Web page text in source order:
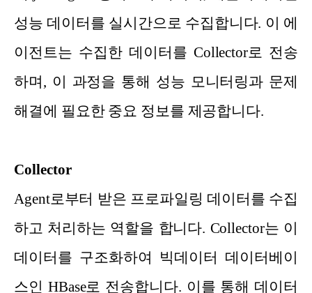
성능 데이터를 실시간으로 수집합니다. 이 에
이전트는 수집한 데이터를 Collector로 전송
하며, 이 과정을 통해 성능 모니터링과 문제
해결에 필요한 중요 정보를 제공합니다.
Collector
Agent로부터 받은 프로파일링 데이터를 수집
하고 처리하는 역할을 합니다. Collector는 이
데이터를 구조화하여 빅데이터 데이터베이
스인 HBase로 전송합니다. 이를 통해 데이터